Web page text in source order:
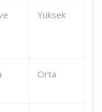
Yüksek
Orta